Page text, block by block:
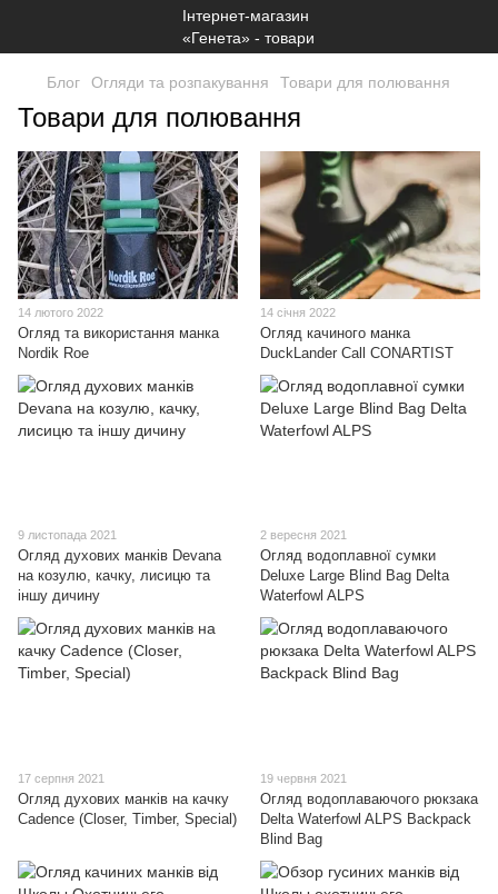
Блог Огляди та розпакування Товари для полювання
Товари для полювання
14 лютого 2022
Огляд та використання манка
Nordik Roe
14 січня 2022
Огляд качиного манка
DuckLander Call CONARTIST
9 листопада 2021
Огляд духових манків Devana
на козулю, качку, лисицю та
іншу дичину
2 вересня 2021
Огляд водоплавної сумки
Deluxe Large Blind Bag Delta
Waterfowl ALPS
17 серпня 2021
Огляд духових манків на качку
Cadence (Closer, Timber, Special)
19 червня 2021
Огляд водоплаваючого рюкзака
Delta Waterfowl ALPS Backpack
Blind Bag